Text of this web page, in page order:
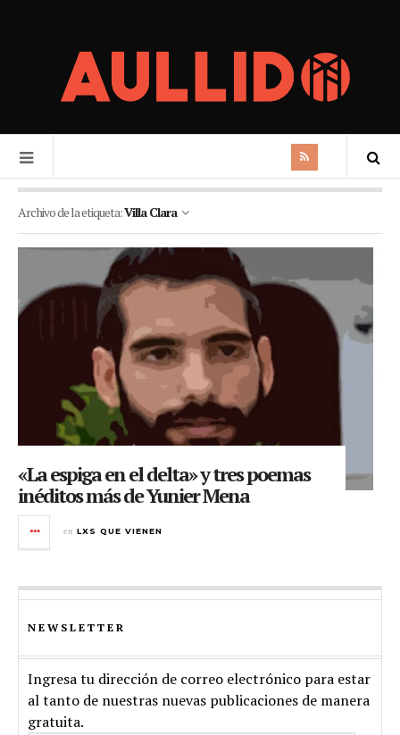
Archivo de la etiqueta:Villa Clara
«La espiga en el delta» y tres poemas
inéditos más de Yunier Mena
en LXS QUE VIENEN
NEWSLETTER
Ingresa tu dirección de correo electrónico para estar
al tanto de nuestras nuevas publicaciones de manera
gratuita.